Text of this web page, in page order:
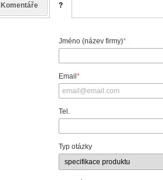
Komentáře ?
Jméno (název firmy)*
Email*
Tel.
Typ otázky